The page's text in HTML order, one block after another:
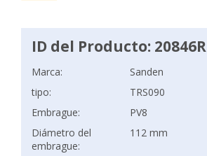
ID del Producto: 20846R
Marca:
Sanden
tipo:
TRS090
Embrague:
PV8
Diámetro del
embrague:
112 mm